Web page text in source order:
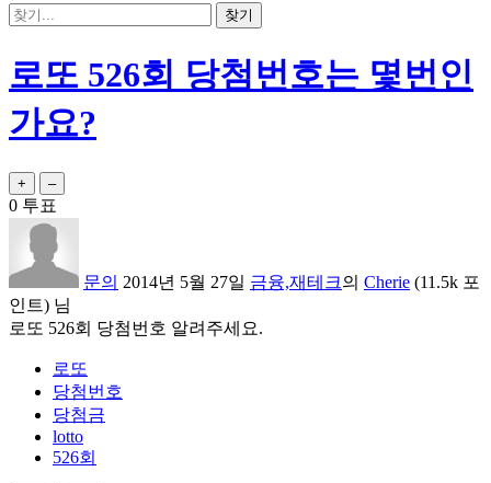
로또 526회 당첨번호는 몇번인
가요?
0 투표
문의 2014년 5월 27일 금융,재테크의 Cherie (11.5k 포
인트) 님
로또 526회 당첨번호 알려주세요.
로또
당첨번호
당첨금
lotto
526회